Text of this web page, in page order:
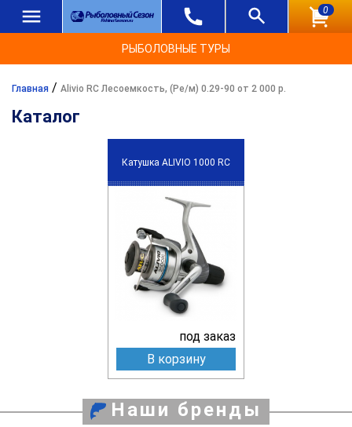
0
РЫБОЛОВНЫЕ ТУРЫ
Главная / Alivio RC Лесоемкость, (Ре/м) 0.29-90 от 2 000 р.
Каталог
Катушка ALIVIO 1000 RC
под заказ
В корзину
Наши бренды